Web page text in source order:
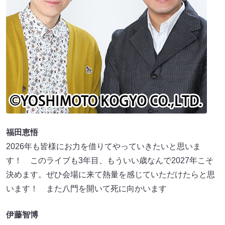
福田恵悟
2026年も皆様にお力を借りてやっていきたいと思いま
す！ このライブも3年目、もういい歳なんで2027年こそ
決めます。ぜひ会場に来て熱量を感じていただけたらと思
います！ また八門を開いて死に向かいます
伊藤智博